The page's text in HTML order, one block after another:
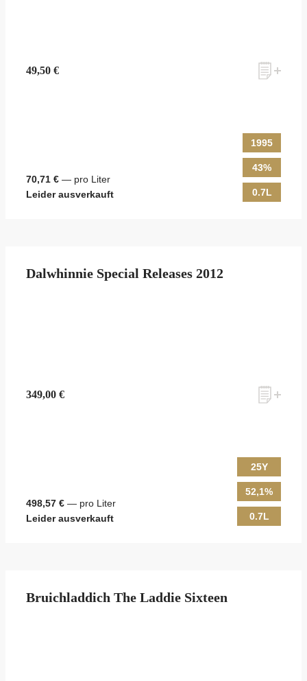
49,50 €
70,71 € — pro Liter
Leider ausverkauft
1995
43%
0.7L
Dalwhinnie Special Releases 2012
349,00 €
498,57 € — pro Liter
Leider ausverkauft
25Y
52,1%
0.7L
Bruichladdich The Laddie Sixteen